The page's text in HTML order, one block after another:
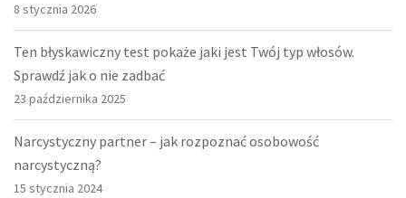
8 stycznia 2026
Ten błyskawiczny test pokaże jaki jest Twój typ włosów.
Sprawdź jak o nie zadbać
23 października 2025
Narcystyczny partner – jak rozpoznać osobowość
narcystyczną?
15 stycznia 2024